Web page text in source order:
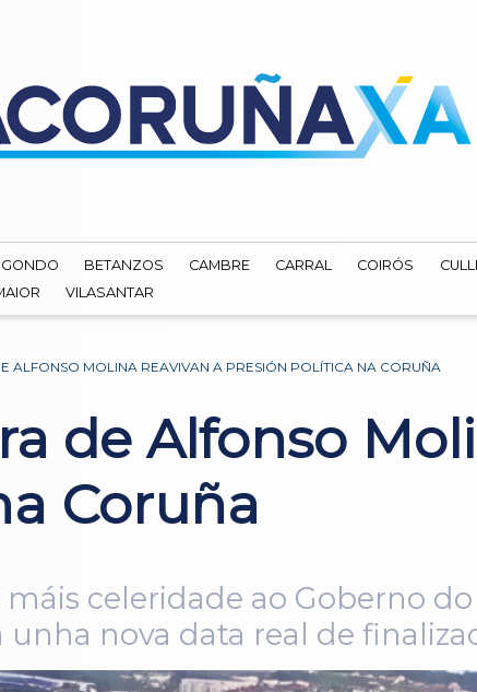
BETANZOS CAMBRE CARRAL COIRÓS
VILASANTAR
ALFONSO MOLINA REAVIVAN A PRESIÓN POLÍTICA NA CORUÑA
de Alfonso
Coruña
máis celeridade ao Goberno
nova data real de